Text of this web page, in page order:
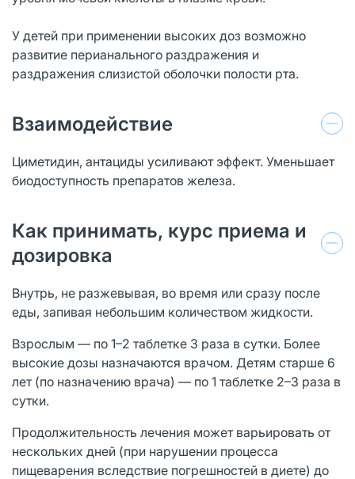
У детей при применении высоких доз возможно
развитие перианального раздражения и
раздражения слизистой оболочки полости рта.
Взаимодействие
Циметидин, антациды усиливают эффект. Уменьшает
биодоступность препаратов железа.
Как принимать, курс приема и
дозировка
Внутрь, не разжевывая, во время или сразу после
еды, запивая небольшим количеством жидкости.
Взрослым — по 1–2 таблетке 3 раза в сутки. Более
высокие дозы назначаются врачом. Детям старше 6
лет (по назначению врача) — по 1 таблетке 2–3 раза в
сутки.
Продолжительность лечения может варьировать от
нескольких дней (при нарушении процесса
пищеварения вследствие погрешностей в диете) до